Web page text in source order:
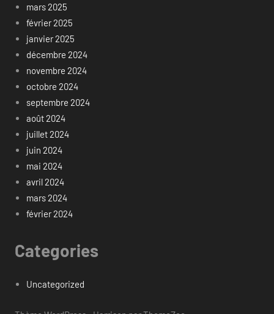
mars 2025
février 2025
janvier 2025
décembre 2024
novembre 2024
octobre 2024
septembre 2024
août 2024
juillet 2024
juin 2024
mai 2024
avril 2024
mars 2024
février 2024
Categories
Uncategorized